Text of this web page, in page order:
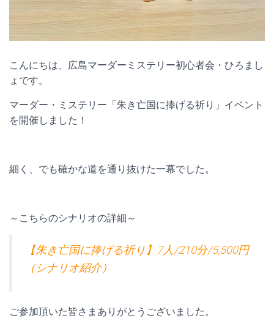
こんにちは、広島マーダーミステリー初心者会・ひろまし
ょです。
マーダー・ミステリー「朱き亡国に捧げる祈り」イベント
を開催しました！
細く、でも確かな道を通り抜けた一幕でした。
～こちらのシナリオの詳細～
【朱き亡国に捧げる祈り】7人/210分/5,500円
（シナリオ紹介）
ご参加頂いた皆さまありがとうございました。